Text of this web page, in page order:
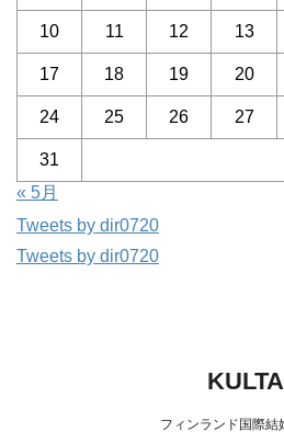
10 11 12 13
17 18 19 20
24 25 26 27
31
« 5月
Tweets by dir0720
Tweets by dir0720
KULTA
フィンランド国際結